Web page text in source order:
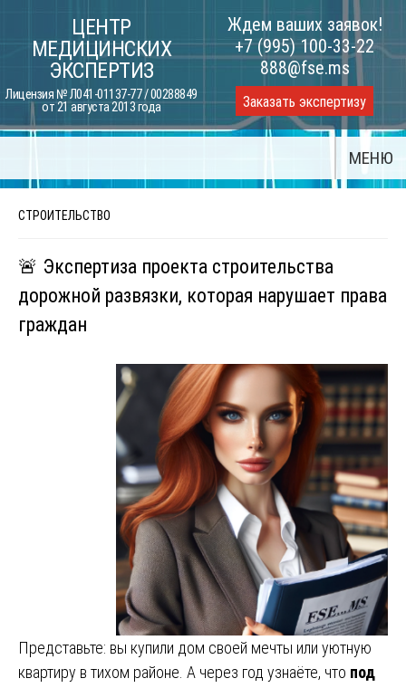
content
ЦЕНТР
МЕДИЦИНСКИХ
ЭКСПЕРТИЗ
Лицензия № Л041-01137-77 / 00288849
от 21 августа 2013 года
Ждем ваших заявок!
+7 (995) 100-33-22
888@fse.ms
Заказать экспертизу
МЕНЮ
СТРОИТЕЛЬСТВО
🚨 Экспертиза проекта строительства
дорожной развязки, которая нарушает права
граждан
Представьте: вы купили дом своей мечты или уютную
квартиру в тихом районе. А через год узнаёте, что под